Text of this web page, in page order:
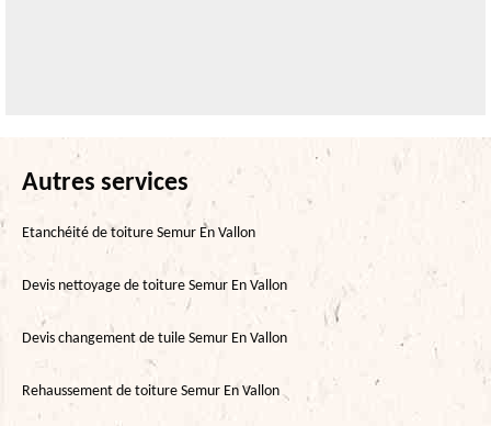
Autres services
Etanchéité de toiture Semur En Vallon
Devis nettoyage de toiture Semur En Vallon
Devis changement de tuile Semur En Vallon
Rehaussement de toiture Semur En Vallon